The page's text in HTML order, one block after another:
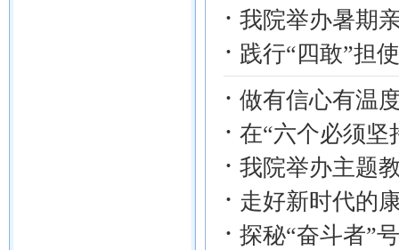
· 我院举办暑期
· 践行“四敢”担
· 做有信心有温
· 在“六个必须坚
· 我院举办主题
· 走好新时代的
· 探秘“奋斗者”